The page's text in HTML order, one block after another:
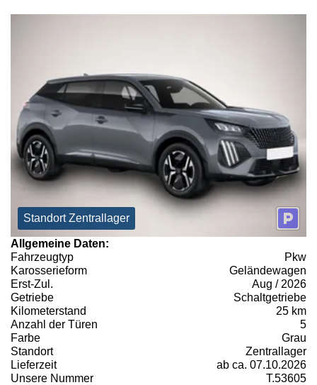
Standort Zentrallager
Allgemeine Daten:
Fahrzeugtyp
Pkw
Karosserieform
Geländewagen
Erst-Zul.
Aug / 2026
Getriebe
Schaltgetriebe
Kilometerstand
25 km
Anzahl der Türen
5
Farbe
Grau
Standort
Zentrallager
Lieferzeit
ab ca. 07.10.2026
Unsere Nummer
T.53605